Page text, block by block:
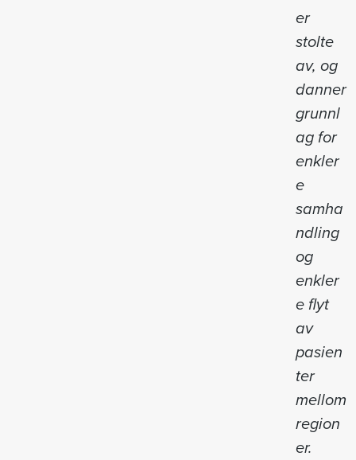
er
stolte
av, og
danner
grunnl
ag for
enkler
e
samha
ndling
og
enkler
e flyt
av
pasien
ter
mellom
region
er.